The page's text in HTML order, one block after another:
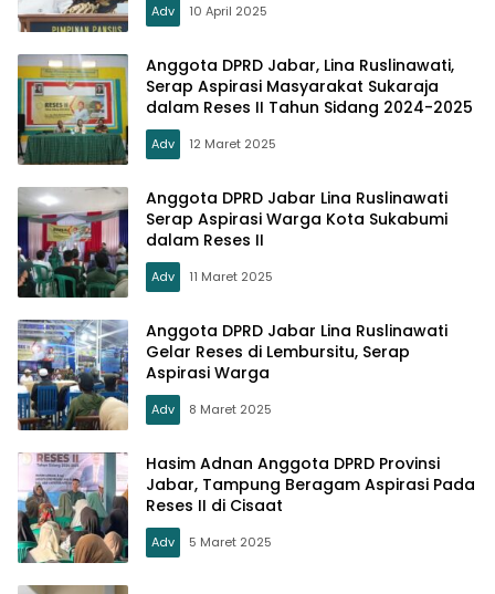
Adv 10 April 2025
Anggota DPRD Jabar, Lina Ruslinawati,
Serap Aspirasi Masyarakat Sukaraja
dalam Reses II Tahun Sidang 2024-2025
Adv 12 Maret 2025
Anggota DPRD Jabar Lina Ruslinawati
Serap Aspirasi Warga Kota Sukabumi
dalam Reses II
Adv 11 Maret 2025
Anggota DPRD Jabar Lina Ruslinawati
Gelar Reses di Lembursitu, Serap
Aspirasi Warga
Adv 8 Maret 2025
Hasim Adnan Anggota DPRD Provinsi
Jabar, Tampung Beragam Aspirasi Pada
Reses II di Cisaat
Adv 5 Maret 2025